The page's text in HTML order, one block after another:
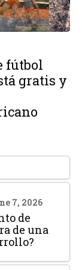
fútbol
gratis y
7, 2026
de
de una